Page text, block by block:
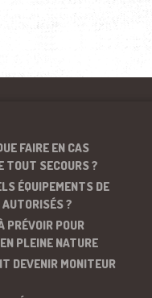
FAIRE EN CAS
TOUT SECOURS ?
ÉQUIPEMENTS DE
?
PRÉVOIR POUR
PLEINE NATURE
DEVENIR MONITEUR